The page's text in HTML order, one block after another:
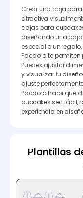
Crear una caja
atractiva
cajas para
diseñando una
especial o un
Pacdora te
Puedes ajustar
y visualizar tu
ajuste
Pacdora hace que
cupcakes sea fácil,
experiencia en
Plantillas